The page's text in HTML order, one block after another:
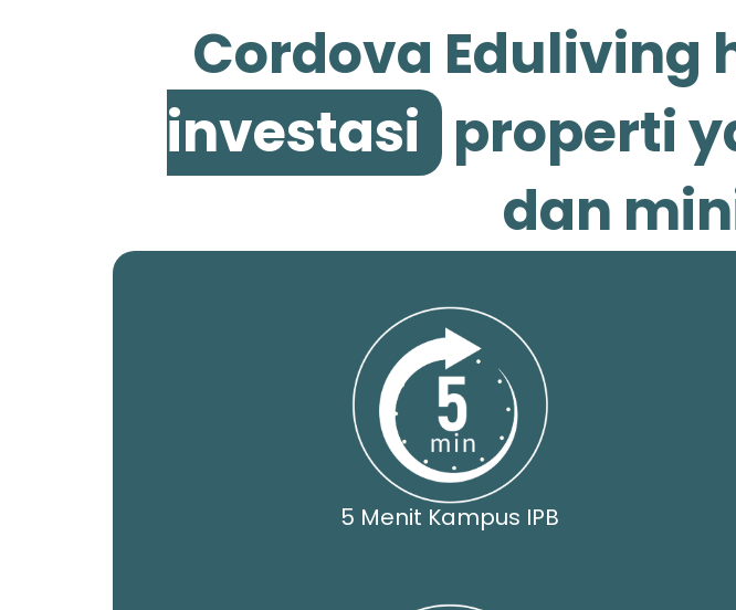
Cordova Eduliving
investasi properti
dan
5 Menit Kampus IPB